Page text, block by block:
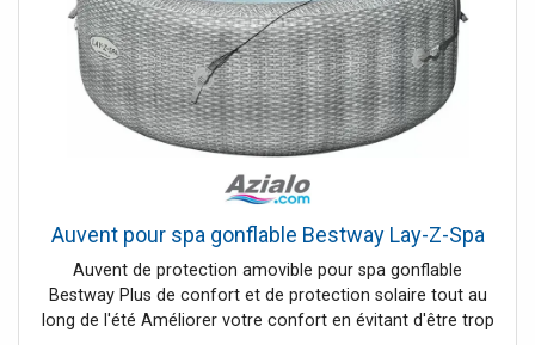
Auvent pour spa gonflable Bestway Lay-Z-Spa
Auvent de protection amovible pour spa gonflable
Bestway Plus de confort et de protection solaire tout au
long de l'été Améliorer votre confort en évitant d'être trop